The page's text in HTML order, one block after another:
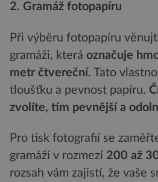
2. Gramáž fotopapíru
Při výběru fotopapíru
gramáži, která označuje
metr čtvereční. Tato
tloušťku a pevnost papíru.
zvolíte, tím pevnější a
Pro tisk fotografií se
gramáží v rozmezí 200 až
rozsah vám zajistí, že vaše